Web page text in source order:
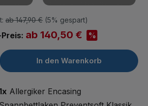
ab 147,90 € (5% gespart)
ab 140,50 € %
In den Warenkorb
Allergiker Encasing